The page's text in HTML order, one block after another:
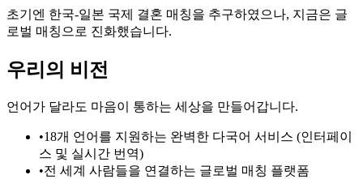
초기엔 한국-일본 국제 결혼 매칭을 추구하였으나, 지금은 글
로벌 매칭으로 진화했습니다.
우리의 비전
언어가 달라도 마음이 통하는 세상을 만들어갑니다.
•18개 언어를 지원하는 완벽한 다국어 서비스 (인터페이
스 및 실시간 번역)
•전 세계 사람들을 연결하는 글로벌 매칭 플랫폼